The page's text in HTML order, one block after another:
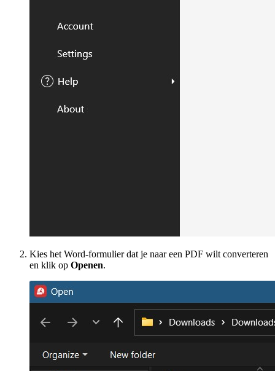
Kies het Word-formulier dat je naar een PDF wilt converteren
en klik op Openen.